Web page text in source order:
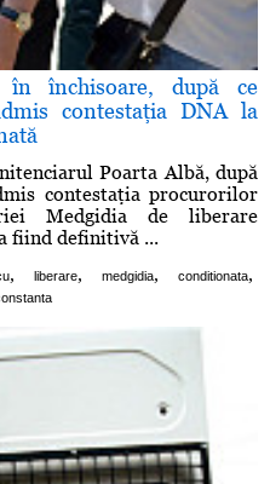
în închisoare, după ce
contestaţia DNA la
Poarta Albă, după
contestaţia procurorilor
Medgidia de liberare
fiind definitivă ...
, liberare, medgidia, conditionata,